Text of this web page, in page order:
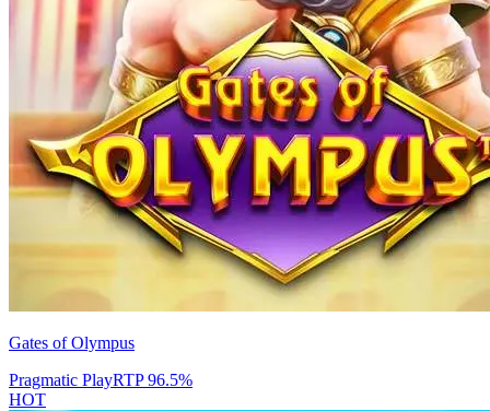
Gates of Olympus
Pragmatic PlayRTP96.5%
HOT